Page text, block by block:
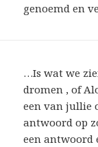
genoemd en
…Is wat we
dromen , of
een van jullie
antwoord op
een antwoord